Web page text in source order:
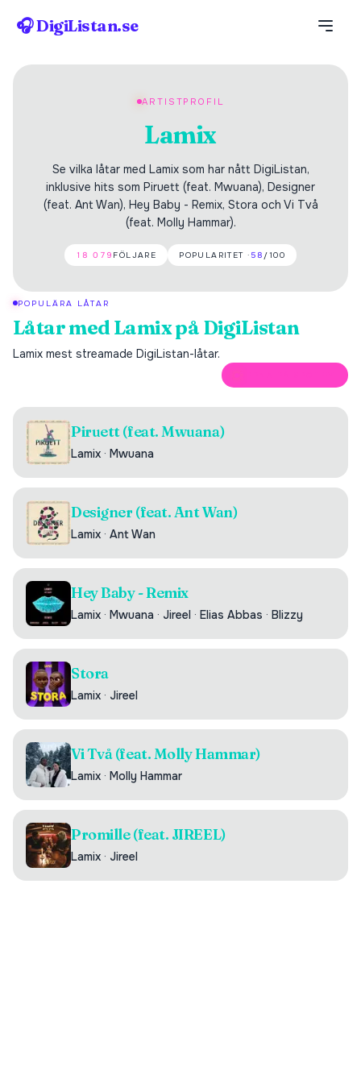
🎧 DigiListan.se
ARTISTPROFIL
Lamix
Se vilka låtar med Lamix som har nått DigiListan,
inklusive hits som Piruett (feat. Mwuana), Designer
(feat. Ant Wan), Hey Baby - Remix, Stora och Vi Två
(feat. Molly Hammar).
18 079 FÖLJARE POPULARITET · 58 /100
POPULÄRA LÅTAR
Låtar medLamixpå DigiListan
Lamix mest streamade DigiListan-låtar.
Piruett (feat. Mwuana)
Lamix · Mwuana
Designer (feat. Ant Wan)
Lamix · Ant Wan
Hey Baby - Remix
Lamix · Mwuana · Jireel · Elias Abbas · Blizzy
Stora
Lamix · Jireel
Vi Två (feat. Molly Hammar)
Lamix · Molly Hammar
Promille (feat. JIREEL)
Lamix · Jireel